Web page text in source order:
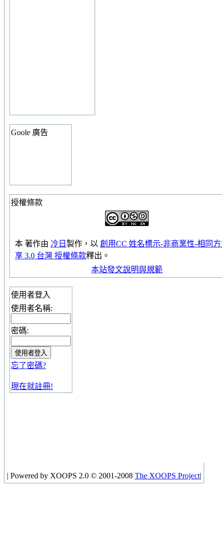
Goole 廣告
授權條款
本 著作由 冷日 製作，以 創用CC 姓名標示-非商業性-相同
享 3.0 台灣 授權條款釋出。
本站發文說明與規範
使用者登入
使用者名稱:
密碼:
忘了密碼?
現在就註冊!
| Powered by XOOPS 2.0 © 2001-2008 The XOOPS Project|